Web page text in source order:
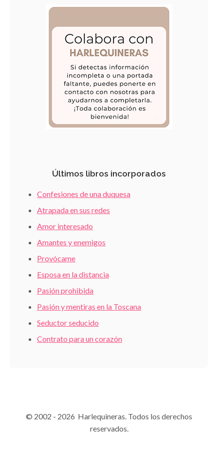
Últimos libros incorporados
Confesiones de una duquesa
Atrapada en sus redes
Amor interesado
Amantes y enemigos
Provócame
Esposa en la distancia
Pasión prohibida
Pasión y mentiras en la Toscana
Seductor seducido
Contrato para un corazón
© 2002 - 2026 Harlequineras. Todos los derechos
reservados.